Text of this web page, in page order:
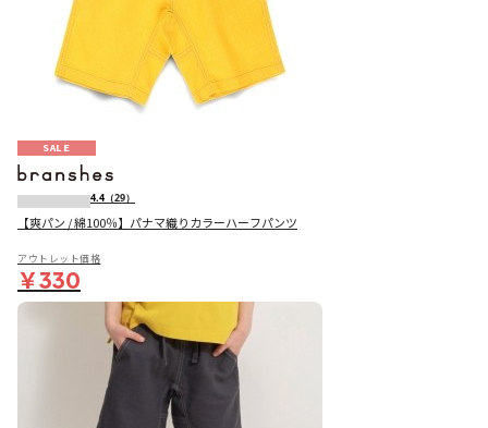
SALE
4.4 （29）
【爽パン / 綿100％】パナマ織りカラーハーフパンツ
アウトレット価格
￥330